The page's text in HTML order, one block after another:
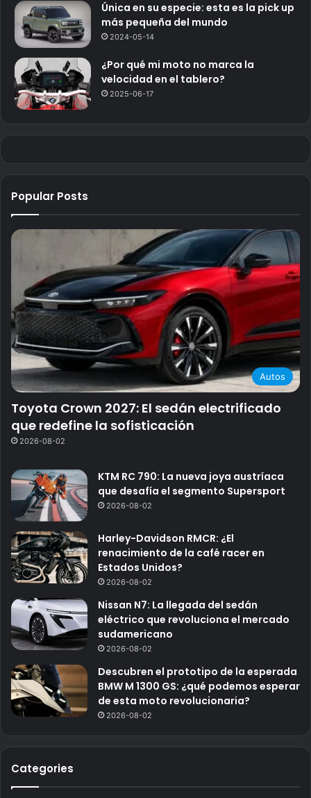
Única en su especie: esta es la pick up
más pequeña del mundo
2024-05-14
¿Por qué mi moto no marca la
velocidad en el tablero?
2025-06-17
Popular Posts
Autos
Toyota Crown 2027: El sedán electrificado
que redefine la sofisticación
2026-08-02
KTM RC 790: La nueva joya austríaca
que desafía el segmento Supersport
2026-08-02
Harley-Davidson RMCR: ¿El
renacimiento de la café racer en
Estados Unidos?
2026-08-02
Nissan N7: La llegada del sedán
eléctrico que revoluciona el mercado
sudamericano
2026-08-02
Descubren el prototipo de la esperada
BMW M 1300 GS: ¿qué podemos esperar
de esta moto revolucionaria?
2026-08-02
Categories